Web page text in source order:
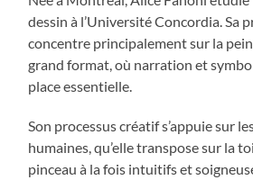
dessin à l’Université Concordia. Sa
concentre principalement sur la
grand format, où narration et
place essentielle.
Son processus créatif s’appuie sur
humaines, qu’elle transpose sur la
pinceau à la fois intuitifs et